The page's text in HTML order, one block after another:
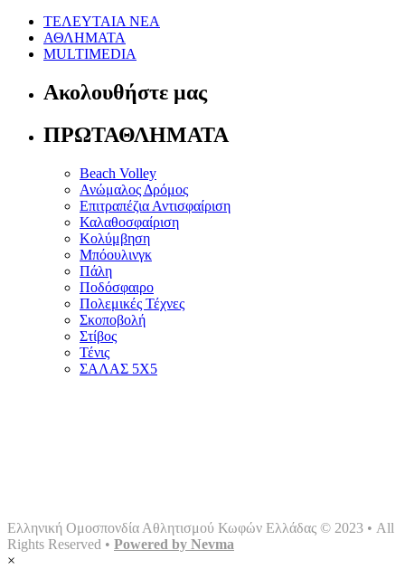
ΤΕΛΕΥΤΑΙΑ ΝΕΑ
ΑΘΛΗΜΑΤΑ
MULTIMEDIA
Ακολουθήστε μας
ΠΡΩΤΑΘΛΗΜΑΤΑ
Beach Volley
Ανώμαλος Δρόμος
Επιτραπέζια Αντισφαίριση
Καλαθοσφαίριση
Κολύμβηση
Μπόουλινγκ
Πάλη
Ποδόσφαιρο
Πολεμικές Τέχνες
Σκοποβολή
Στίβος
Τένις
ΣΑΛΑΣ 5Χ5
Ελληνική Ομοσπονδία Αθλητισμού Κωφών Ελλάδας © 2023 • All
Rights Reserved • Powered by Nevma
×